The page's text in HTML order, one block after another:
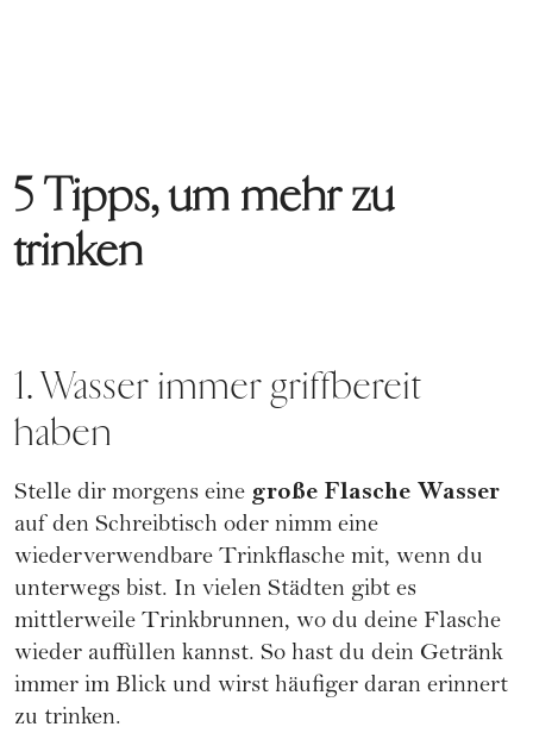
5 Tipps, um mehr zu
trinken
1. Wasser immer griffbereit
haben
Stelle dir morgens eine große Flasche Wasser
auf den Schreibtisch oder nimm eine
wiederverwendbare Trinkflasche mit, wenn du
unterwegs bist. In vielen Städten gibt es
mittlerweile Trinkbrunnen, wo du deine Flasche
wieder auffüllen kannst. So hast du dein Getränk
immer im Blick und wirst häufiger daran erinnert
zu trinken.